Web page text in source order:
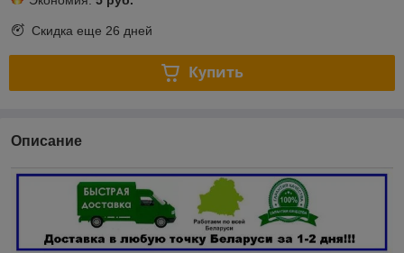
Скидка еще 26 дней
Купить
Описание